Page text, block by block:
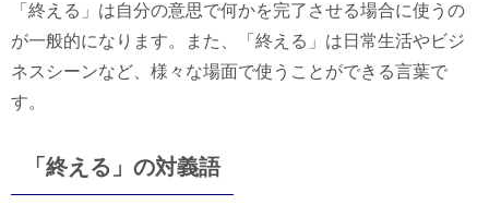
「終える」は自分の意思で何かを完了させる場合に使うの
が一般的になります。また、「終える」は日常生活やビジ
ネスシーンなど、様々な場面で使うことができる言葉で
す。
「終える」の対義語